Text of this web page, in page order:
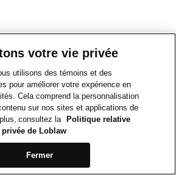
votre vie privée
utilisons des témoins et des
pour améliorer votre expérience en
Cela comprend la personnalisation
sur nos sites et applications de
consultez la
Politique relative
de Loblaw
Fermer